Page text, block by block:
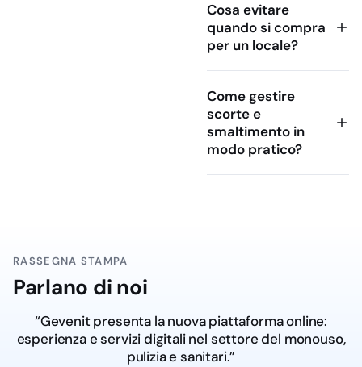
trattare tutti i bicchieri
prodotti equivalenti.
Materiali plastici:
PP, PET, Tritan e
plastica rigida
Il polipropilene è uno dei
Cosa evitare
quando si compra
per un locale?
Come gestire
scorte e
smaltimento in
modo pratico?
RASSEGNA STAMPA
Parlano di noi
“Gevenit presenta la nuova piattaforma online:
esperienza e servizi digitali nel settore del monouso,
pulizia e sanitari.”